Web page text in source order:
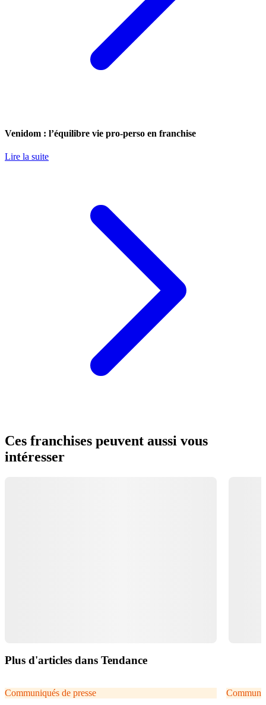
Venidom : l’équilibre vie pro-perso en franchise
Lire la suite
Ces franchises peuvent aussi vous
intéresser
Plus d'articles dans Tendance
Communiqués de presse